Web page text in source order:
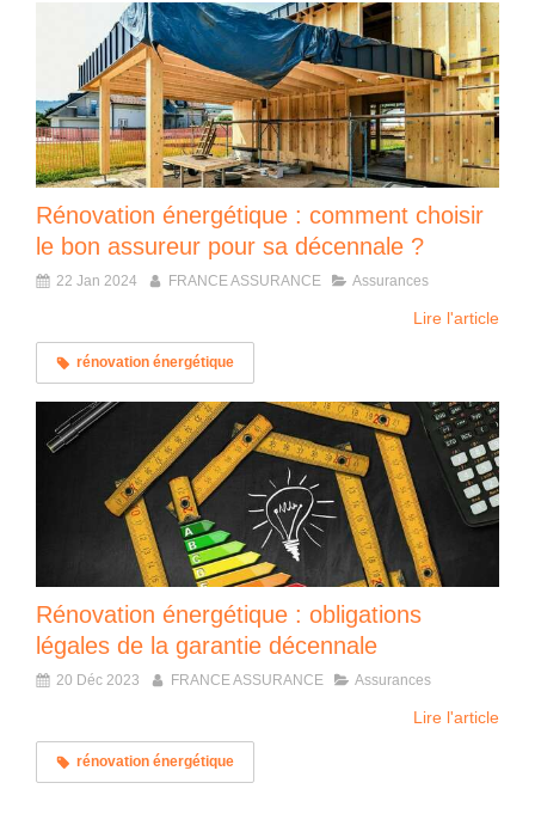
Rénovation énergétique : comment choisir
le bon assureur pour sa décennale ?
22 Jan 2024 FRANCE ASSURANCE Assurances
Lire l'article
rénovation énergétique
Rénovation énergétique : obligations
légales de la garantie décennale
20 Déc 2023 FRANCE ASSURANCE Assurances
Lire l'article
rénovation énergétique